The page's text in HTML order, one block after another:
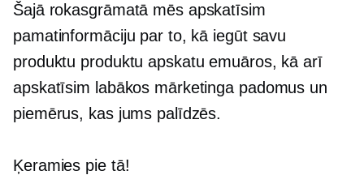
Šajā rokasgrāmatā mēs apskatīsim
pamatinformāciju par to, kā iegūt savu
produktu produktu apskatu emuāros, kā arī
apskatīsim labākos mārketinga padomus un
piemērus, kas jums palīdzēs.
Ķeramies pie tā!